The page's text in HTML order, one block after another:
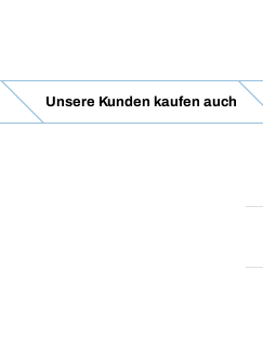
Unsere Kunden kaufen auch